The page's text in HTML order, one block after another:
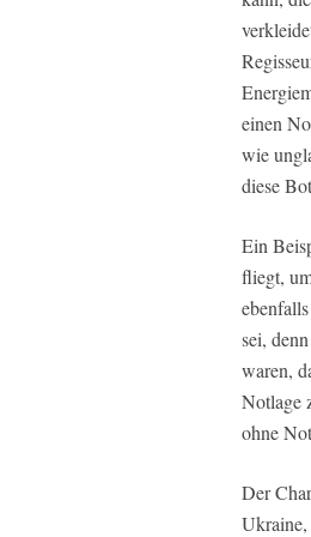
einen
wie
diese
Ein
fliegt,
sei,
waren,
Notlage
ohne
Der